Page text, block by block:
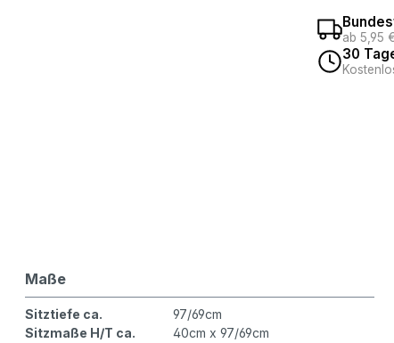
ab 5,95
30
Maße
Sitztiefe ca.
97/69cm
Sitzmaße H/T ca.
40cm x 97/69cm